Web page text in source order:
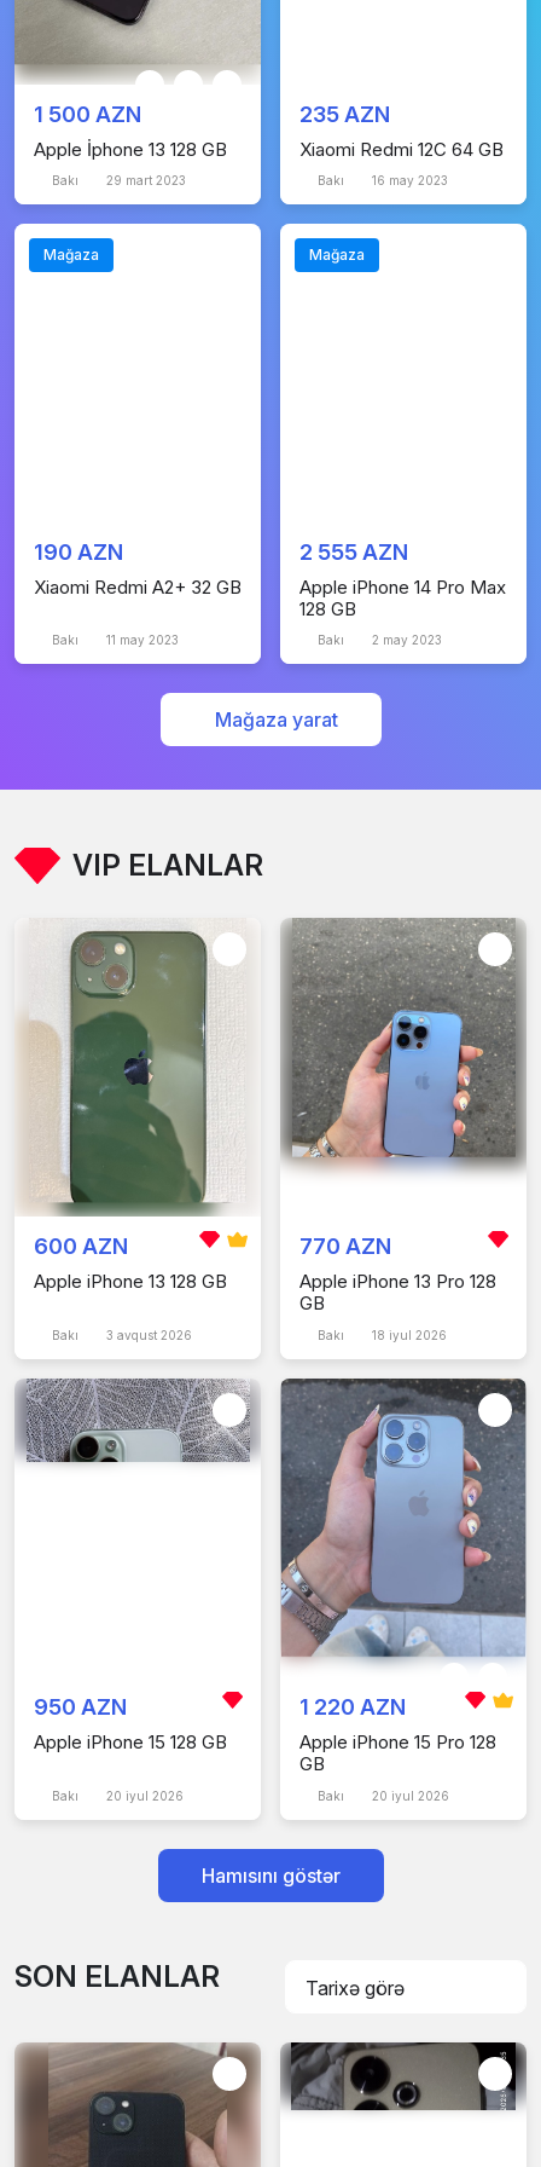
1 500 AZN
Apple İphone 13 128 GB
Bakı 29 mart 2023
235 AZN
Xiaomi Redmi 12C 64 GB
Bakı 16 may 2023
Mağaza
190 AZN
Xiaomi Redmi A2+ 32 GB
Bakı 11 may 2023
Mağaza
2 555 AZN
Apple iPhone 14 Pro Max
128 GB
Bakı 2 may 2023
Mağaza yarat
VIP ELANLAR
600 AZN
Apple iPhone 13 128 GB
Bakı 3 avqust 2026
770 AZN
Apple iPhone 13 Pro 128
GB
Bakı 18 iyul 2026
950 AZN
Apple iPhone 15 128 GB
Bakı 20 iyul 2026
1 220 AZN
Apple iPhone 15 Pro 128
GB
Bakı 20 iyul 2026
Hamısını göstər
SON ELANLAR